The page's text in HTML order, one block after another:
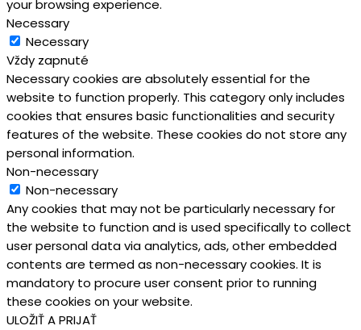
your browsing experience.
Necessary
Necessary
Vždy zapnuté
Necessary cookies are absolutely essential for the
website to function properly. This category only includes
cookies that ensures basic functionalities and security
features of the website. These cookies do not store any
personal information.
Non-necessary
Non-necessary
Any cookies that may not be particularly necessary for
the website to function and is used specifically to collect
user personal data via analytics, ads, other embedded
contents are termed as non-necessary cookies. It is
mandatory to procure user consent prior to running
these cookies on your website.
ULOŽIŤ A PRIJAŤ